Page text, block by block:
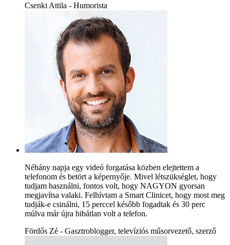
Csenki Attila - Humorista
Néhány napja egy videó forgatása közben elejtettem a
telefonom és betört a képernyője. Mivel létszükséglet, hogy
tudjam használni, fontos volt, hogy NAGYON gyorsan
megjavítsa valaki. Felhívtam a Smart Clinicet, hogy most meg
tudják-e csinálni, 15 perccel később fogadtak és 30 perc
múlva már újra hibátlan volt a telefon.
Fördős Zé - Gasztroblogger, televíziós műsorvezető, szerző